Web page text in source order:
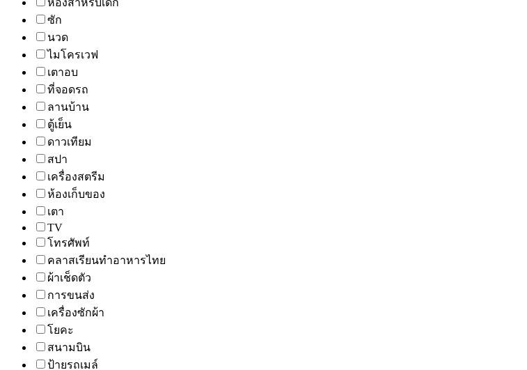
ห้องสำหรับเด็ก
ซัก
นวด
ไมโครเวฟ
เตาอบ
ที่จอดรถ
ลานบ้าน
ตู้เย็น
ดาวเทียม
สปา
เครื่องสตรีม
ห้องเก็บของ
เตา
TV
โทรศัพท์
คลาสเรียนทำอาหารไทย
ผ้าเช็ดตัว
การขนส่ง
เครื่องซักผ้า
โยคะ
สนามบิน
ป้ายรถเมล์